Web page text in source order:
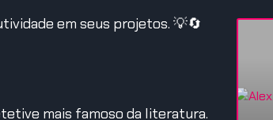
em seus projetos. 💡🔄
mais famoso da literatura.